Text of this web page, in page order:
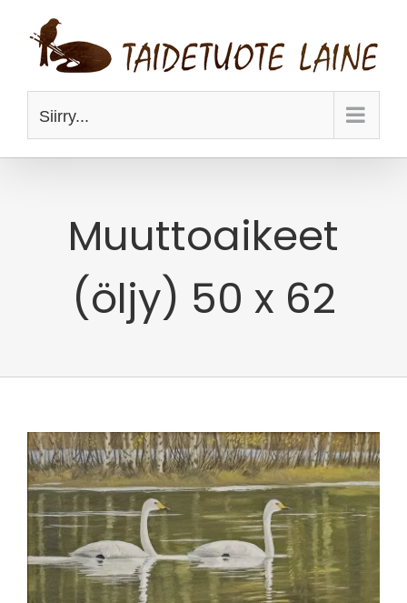
content
Siirry...
Muuttoaikeet
(öljy) 50 x 62
View
Larger
Image